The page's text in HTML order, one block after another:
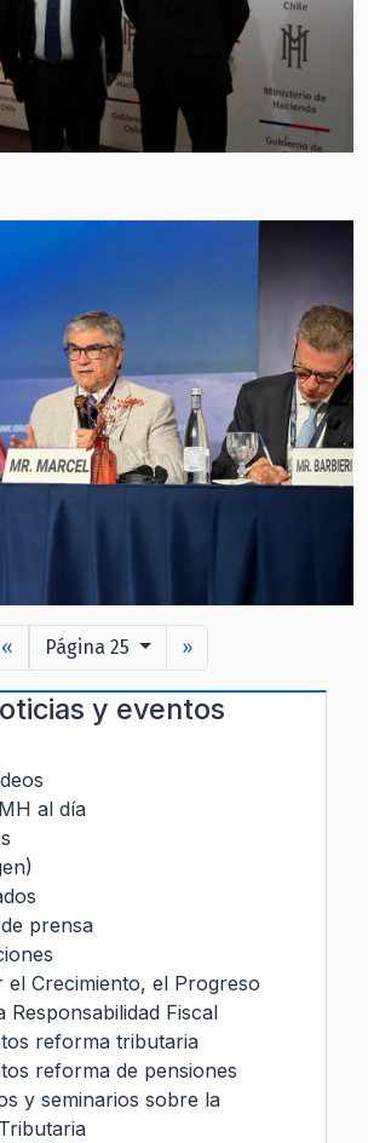
« Página 25 »
y eventos
al día
prensa
el Crecimiento, el Progreso
Responsabilidad Fiscal
reforma tributaria
reforma de pensiones
y seminarios sobre la